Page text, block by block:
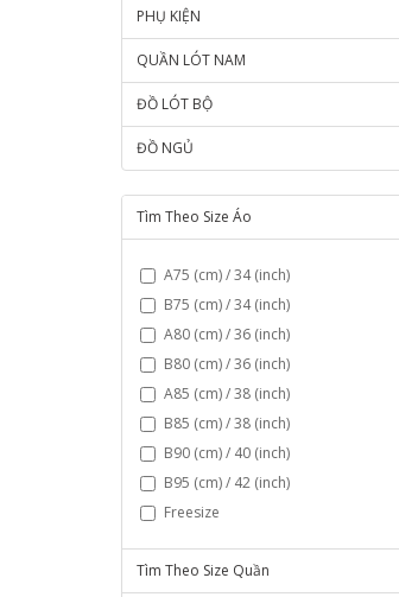
PHỤ KIỆN
QUẦN LÓT NAM
ĐỒ LÓT BỘ
ĐỒ NGỦ
Tìm Theo Size Áo
A75 (cm) / 34 (inch)
B75 (cm) / 34 (inch)
A80 (cm) / 36 (inch)
B80 (cm) / 36 (inch)
A85 (cm) / 38 (inch)
B85 (cm) / 38 (inch)
B90 (cm) / 40 (inch)
B95 (cm) / 42 (inch)
Freesize
Tìm Theo Size Quần